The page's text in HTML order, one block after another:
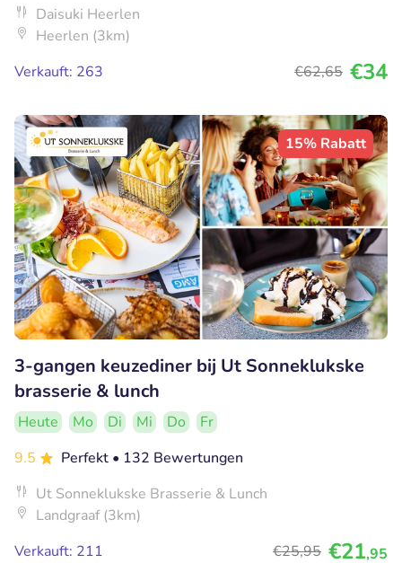
Daisuki Heerlen
Heerlen (3km)
Verkauft: 263
€62,65 €34
15% Rabatt
3-gangen keuzediner bij Ut Sonneklukske
brasserie & lunch
Heute Mo Di Mi Do
Fr
9.5
Perfekt • 132 Bewertungen
Ut Sonneklukske Brasserie & Lunch
Landgraaf (3km)
Verkauft: 211
€25,95 €21,95